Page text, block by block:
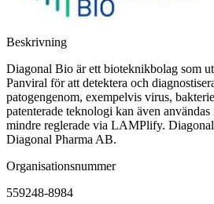
Beskrivning
Diagonal Bio är ett bioteknikbolag som
Panviral för att detektera och
patogengenom, exempelvis virus,
patenterade teknologi kan även
mindre reglerade via LAMPlify.
Diagonal Pharma AB.
Organisationsnummer
559248-8984